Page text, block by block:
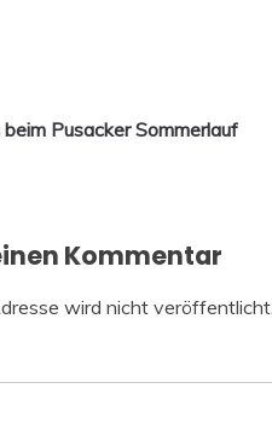
Pusacker Sommerlauf
Kommentar
wird nicht veröffentlicht.